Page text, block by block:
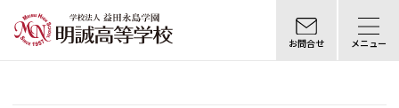
お問合せ メニュー